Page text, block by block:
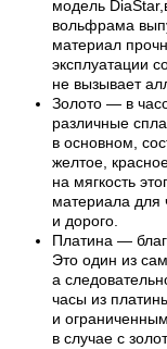
модель
вольфрама
материал
эксплуатации
не вызывает
Золото — в
различные
в основном,
желтое,
на мягкость
материала для
и дорого.
Платина —
Это один из
а
часы из
и
в случае с